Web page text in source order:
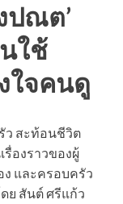
ปณต’
ใช้
ใจคนดู
ว สะท้อนชีวิต
องราวของผู้
และครอบครัว
ย สันต์ ศรีแก้ว